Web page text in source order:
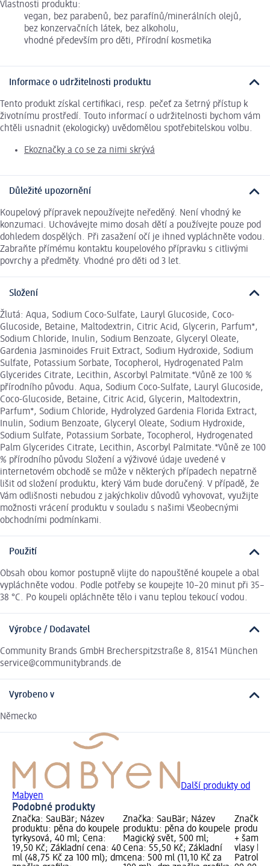
Vlastnosti produktu:
vegan, bez parabenů, bez parafínů/minerálních olejů,
bez konzervačních látek, bez alkoholu,
vhodné především pro děti, Přírodní kosmetika
Informace o udržitelnosti produktu
Tento produkt získal certifikaci, resp. pečeť za šetrný přístup k
životnímu prostředí. Touto informací o udržitelnosti bychom vám
chtěli usnadnit (ekologicky) uvědomělou spotřebitelskou volbu.
Ekoznačky a co se za nimi skrývá
Důležité upozornění
Koupelový přípravek nepoužívejte neředěný. Není vhodný ke
konzumaci. Uchovávejte mimo dosah dětí a používejte pouze pod
dohledem dospělých. Při zasažení očí je ihned vypláchněte vodou.
Zabraňte přímému kontaktu koupelového přípravku s citlivými
povrchy a předměty. Vhodné pro děti od 3 let.
Složení
Žlutá: Aqua, Sodium Coco-Sulfate, Lauryl Glucoside, Coco-
Glucoside, Betaine, Maltodextrin, Citric Acid, Glycerin, Parfum*,
Sodium Chloride, Inulin, Sodium Benzoate, Glyceryl Oleate,
Gardenia Jasminoides Fruit Extract, Sodium Hydroxide, Sodium
Sulfate, Potassium Sorbate, Tocopherol, Hydrogenated Palm
Glycerides Citrate, Lecithin, Ascorbyl Palmitate.*Vůně ze 100 %
přírodního původu. Aqua, Sodium Coco-Sulfate, Lauryl Glucoside,
Coco-Glucoside, Betaine, Citric Acid, Glycerin, Maltodextrin,
Parfum*, Sodium Chloride, Hydrolyzed Gardenia Florida Extract,
Inulin, Sodium Benzoate, Glyceryl Oleate, Sodium Hydroxide,
Sodium Sulfate, Potassium Sorbate, Tocopherol, Hydrogenated
Palm Glycerides Citrate, Lecithin, Ascorbyl Palmitate.*Vůně ze 100
% přírodního původu Složení a výživové údaje uvedené v
internetovém obchodě se může v některých případech nepatrně
lišit od složení produktu, který Vám bude doručený. V případě, že
Vám odlišnosti nebudou z jakýchkoliv důvodů vyhovovat, využijte
možnosti vrácení produktu v souladu s našimi Všeobecnými
obchodními podmínkami.
Použití
Obsah obou komor postupně vlijte do napouštěné koupele a obal
vypláchněte vodou. Podle potřeby se koupejte 10–20 minut při 35–
38 °C. Po koupeli opláchněte tělo i vanu teplou tekoucí vodou.
Výrobce / Dodavatel
Community Brands GmbH Brecherspitzstraße 8, 81541 München
service@communitybrands.de
Vyrobeno v
Německo
Další produkty od
Mabyen
Podobné produkty
Značka: SauBär; Název
produktu: pěna do koupele
tyrkysová, 40 ml; Cena:
19,50 Kč; Základní cena: 40
ml (48,75 Kč za 100 ml); dm
Značka: SauBär; Název
produktu: pěna do koupele
Magický svět, 500 ml;
Cena: 55,50 Kč; Základní
cena: 500 ml (11,10 Kč za
Značka:
+
vlasy
Patrol,